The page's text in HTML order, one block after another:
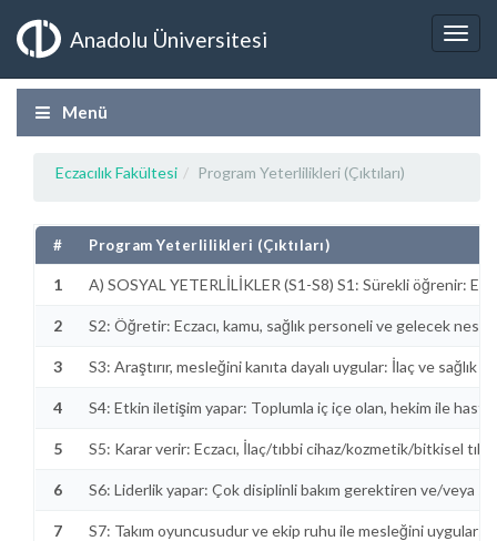
Anadolu Üniversitesi
Menü
Eczacılık Fakültesi Program Yeterlilikleri (Çıktıları)
# Program Yeterlilikleri (Çıktıları)
1 A) SOSYAL YETERLİLİKLER (S1-S8) S1: Sürekli öğrenir:
2 S2: Öğretir: Eczacı, kamu, sağlık personeli ve gelecek nesil
3 S3: Araştırır, mesleğini kanıta dayalı uygular: İlaç ve sağlık
4 S4: Etkin iletişim yapar: Toplumla iç içe olan, hekim ile
5 S5: Karar verir: Eczacı, İlaç/tıbbi cihaz/kozmetik/bitkisel
6 S6: Liderlik yapar: Çok disiplinli bakım gerektiren ve/veya
7 S7: Takım oyuncusudur ve ekip ruhu ile mesleğini uygular: